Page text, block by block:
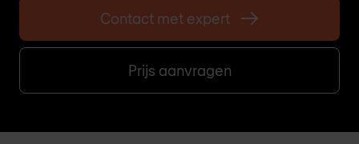
Contact met expert
Prijs aanvragen